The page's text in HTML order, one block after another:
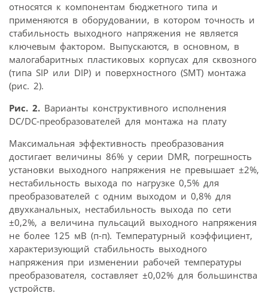
относятся к компонентам бюджетного типа и
применяются в оборудовании, в котором точность и
стабильность выходного напряжения не является
ключевым фактором. Выпускаются, в основном, в
малогабаритных пластиковых корпусах для сквозного
(типа SIP или DIP) и поверхностного (SMT) монтажа
(рис. 2).
Рис. 2. Варианты конструктивного исполнения
DC/DC-преобразователей для монтажа на плату
Максимальная эффективность преобразования
достигает величины 86% у серии DMR, погрешность
установки выходного напряжения не превышает ±2%,
нестабильность выхода по нагрузке 0,5% для
преобразователей с одним выходом и 0,8% для
двухканальных, нестабильность выхода по сети
±0,2%, а величина пульсаций выходного напряжения
не более 125 мВ (п-п). Температурный коэффициент,
характеризующий стабильность выходного
напряжения при изменении рабочей температуры
преобразователя, составляет ±0,02% для большинства
устройств.